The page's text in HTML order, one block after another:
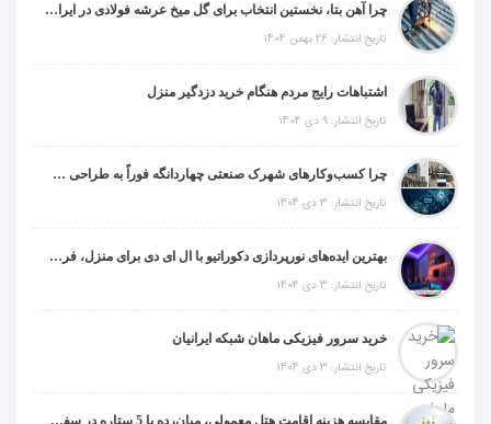
چرا آهن بتا، نخستین انتخاب برای گل میخ عرشه فولادی در ایران است؟
تاریخ انتشار: 26 بهمن 1404
اشتباهات رایج مردم هنگام خرید دزدگیر منزل
تاریخ انتشار: 9 دی 1404
چرا کسب‌وکارهای شهرک صنعتی چهاردانگه فوراً به طراحی سایت نیاز دارند؟
تاریخ انتشار: 3 دی 1404
بهترین ایده‌های نورپردازی دکوراتیو با ال ای دی برای منزل، فروشگاه و دفتر کار
تاریخ انتشار: 3 دی 1404
خرید سرور فیزیکی ماهان شبکه ایرانیان
تاریخ انتشار: 3 دی 1404
مقایسه هزینه اقامت هتل معمولی، میان‌رده یا 5 ستاره در سفر زیارتی عراق